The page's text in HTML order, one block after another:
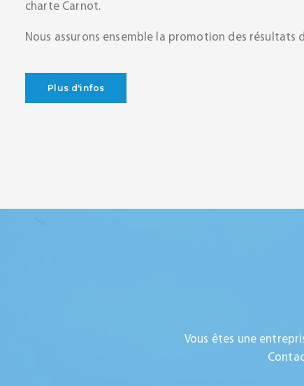
charte Carnot.
Nous assurons ensemble la promotion des résultats
Plus d'infos
Vous êtes une